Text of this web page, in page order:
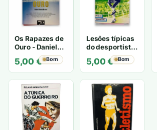
Os Rapazes de
Ouro - Daniel
James Brown
5,00 € Bom
Lesões típicas
do desportista
- Leandro
Massada
5,00€ Bom